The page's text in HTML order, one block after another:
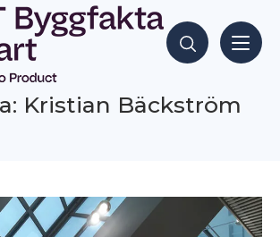
Hae sisältöjä
Kristian Bäckström